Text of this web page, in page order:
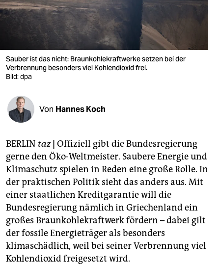
wahrheit
verlag
veranstaltungen
shop
fragen & hilfe
abo
genossenschaft
epaper login
Sauber ist das nicht: Braunkohlekraftwerke setzen bei der
Verbrennung besonders viel Kohlendioxid frei.
Bild: dpa
Von Hannes Koch
BERLIN taz Offiziell gibt die Bundesregierung
gerne den Öko-Weltmeister. Saubere Energie und
Klimaschutz spielen in Reden eine große Rolle. In
der praktischen Politik sieht das anders aus. Mit
einer staatlichen Kreditgarantie will die
Bundesregierung nämlich in Griechenland ein
großes Braunkohlekraftwerk fördern – dabei gilt
der fossile Energieträger als besonders
klimaschädlich, weil bei seiner Verbrennung viel
Kohlendioxid freigesetzt wird.